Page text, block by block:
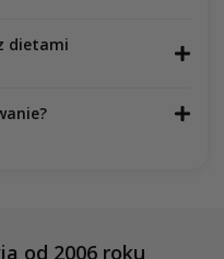
dietami
od 2006 roku